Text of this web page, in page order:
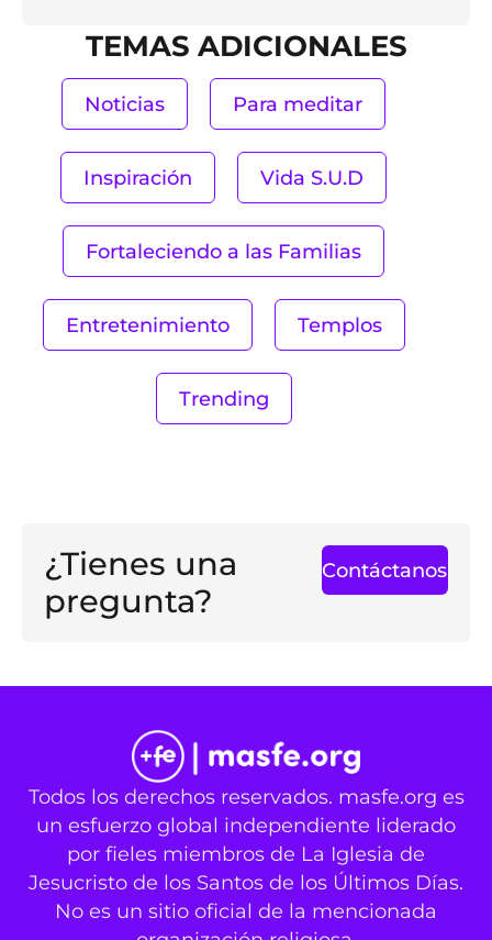
TEMAS ADICIONALES
Noticias Para meditar
Inspiración Vida S.U.D
Fortaleciendo a las Familias
Entretenimiento Templos
Trending
¿Tienes una
pregunta?
Contáctanos
Todos los derechos reservados. masfe.org es
un esfuerzo global independiente liderado
por fieles miembros de La Iglesia de
Jesucristo de los Santos de los Últimos Días.
No es un sitio oficial de la mencionada